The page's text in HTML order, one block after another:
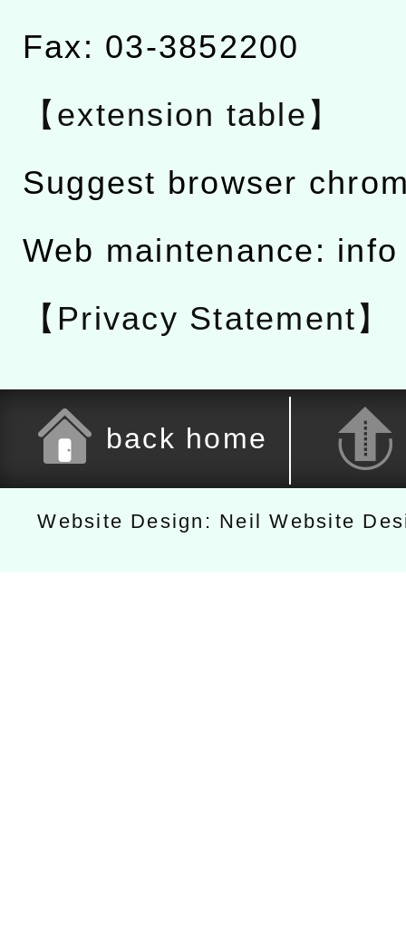
Fax: 03-3852200
【extension table】
Suggest browser
Web maintenance:
【Privacy Statement】
back home
Website Design: Neil Website